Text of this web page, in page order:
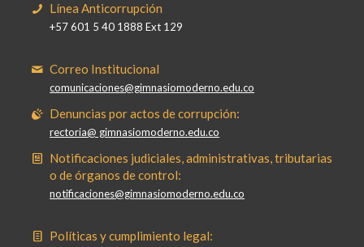
Línea Anticorrupción
+57 601 5 40 1888 Ext 129
Correo Institucional
comunicaciones@gimnasiomoderno.edu.co
Denuncias por actos de corrupción:
rectoria@ gimnasiomoderno.edu.co
Notificaciones judiciales, administrativas, tributarias
o de órganos de control:
notificaciones@gimnasiomoderno.edu.co
Políticas y cumplimiento legal: